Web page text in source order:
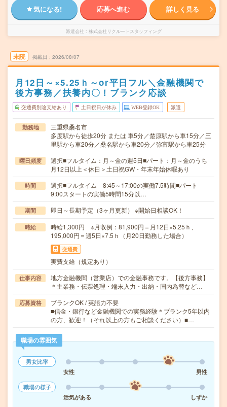
気になる! 応募へ進む 詳しく見る
派遣会社 株式会社リクルートスタッフィング
未読 掲載日 2026/08/07
月12日～×5.25ｈ～or平日フル＼金融機関で
後方事務／扶養内〇！ブランク応談
交通費別途支給あり 土日祝日が休み WEB登録OK 派遣
勤務地
三重県桑名市
多度駅から徒歩20分 または 車5分／楚原駅から車15分／三
里駅から車20分／桑名駅から車20分／弥富駅から車25分
曜日頻度
選択■フルタイム：月～金の週5日■パート：月～金のうち
月12日以上＜休日＞土日祝GW・年末年始休暇あり
時間
選択■フルタイム 8:45～17:00の実働7.5時間■パート
9:00スタートの実働5時間15分以…
期間 即日～長期予定（3ヶ月更新） ※開始日相談OK！
時給
時給1,300円 ※月収例：81,900円＝月12日×5.25ｈ、
195,000円＝週5日×7.5ｈ（月20日勤務した場合）
交通費
実費支給（規定あり）
仕事内容
地方金融機関（営業店）での金融事務です。【後方事務】
＊主業務・伝票処理・端末入力・出納・国内為替など…
応募資格
ブランクOK / 英語力不要
■信金・銀行など金融機関での実務経験＊ブランク5年以内
の方、歓迎！（それ以上の方もご相談ください）■…
職場の雰囲気
男女比率
女性
男性
職場の様子
活気がある
しずか